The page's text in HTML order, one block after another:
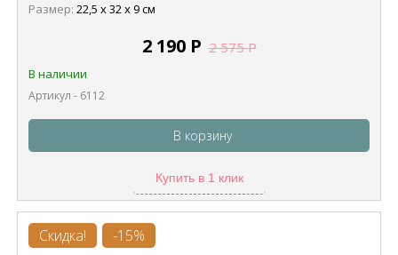
Размер: 22,5 х 32 х 9 см
2 190 Р 2 575Р
В наличии
Артикул - 6112
В корзину
Купить в 1 клик
Скидка! -15%